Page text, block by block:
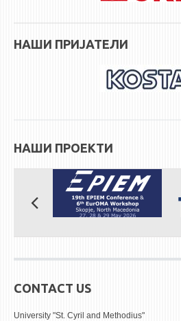
DA VINCI MAGAZINE
НАШИ ПРИЈАТЕЛИ
НАШИ ПРОЕКТИ
CONTACT US
University "St. Cyril and Methodius"